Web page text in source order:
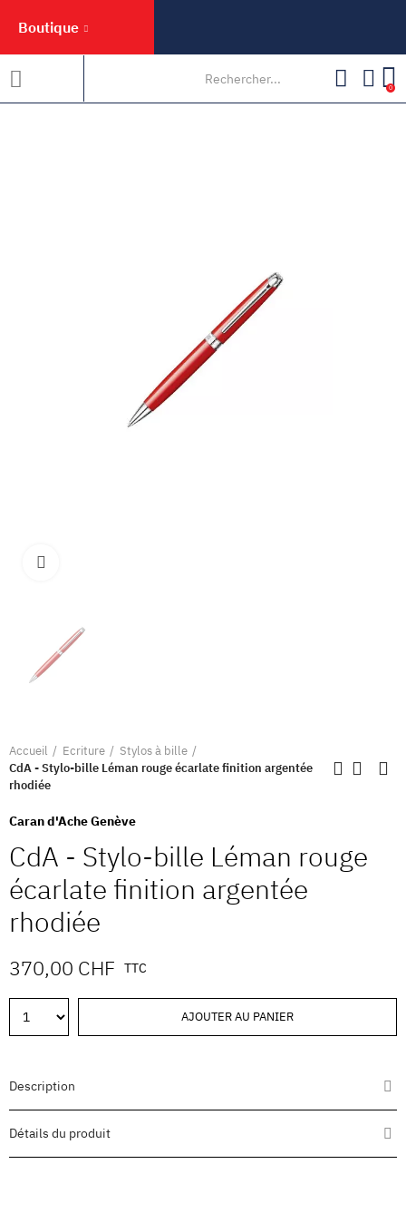
Boutique
0
Accueil Ecriture
Stylos à bille
CdA - Stylo-bille Léman rouge écarlate finition argentée
rhodiée
Caran d'Ache Genève
CdA - Stylo-bille Léman rouge
écarlate finition argentée
rhodiée
370,00 CHF TTC
AJOUTER AU PANIER
Description
Détails du produit